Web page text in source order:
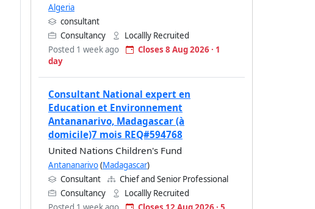
Algeria
consultant
Consultancy
Locallly Recruited
Posted 1 week ago
Closes 8 Aug 2026 · 1
day
Consultant National expert en
Education et Environnement
Antananarivo, Madagascar (à
domicile)7 mois REQ#594768
United Nations Children's Fund
Antananarivo(Madagascar)
Consultant
Chief and Senior Professional
Consultancy
Locallly Recruited